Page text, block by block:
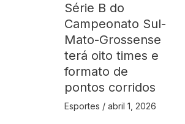
Série B do
Campeonato Sul-
Mato-Grossense
terá oito times e
formato de
pontos corridos
Esportes / abril 1, 2026